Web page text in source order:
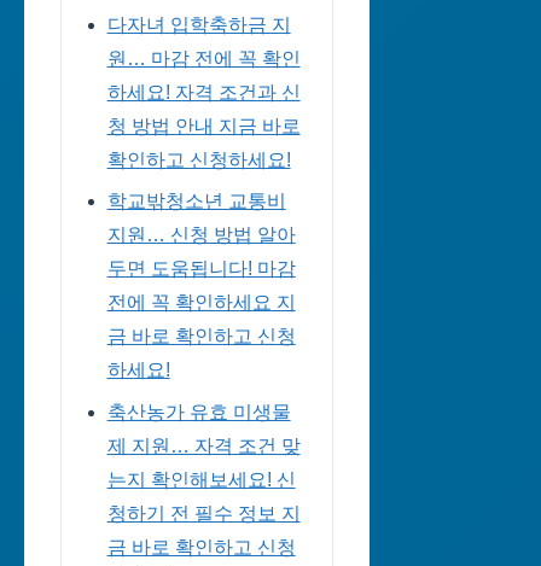
다자녀 입학축하금 지
원… 마감 전에 꼭 확인
하세요! 자격 조건과 신
청 방법 안내 지금 바로
확인하고 신청하세요!
학교밖청소년 교통비
지원… 신청 방법 알아
두면 도움됩니다! 마감
전에 꼭 확인하세요 지
금 바로 확인하고 신청
하세요!
축산농가 유효 미생물
제 지원… 자격 조건 맞
는지 확인해보세요! 신
청하기 전 필수 정보 지
금 바로 확인하고 신청